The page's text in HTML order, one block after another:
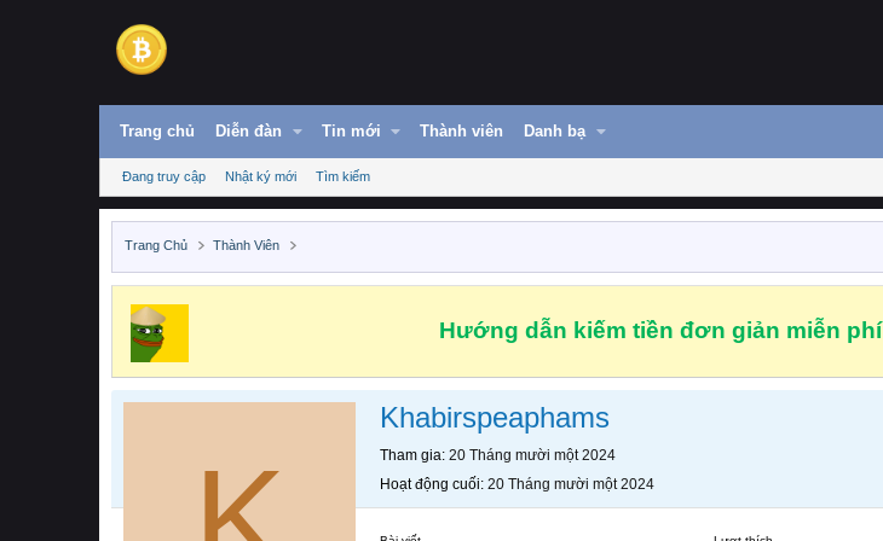
Trang chủ Diễn đàn Tin mới Thành viên Danh bạ
Đang truy cập Nhật ký mới Tìm kiếm
Trang Chủ Thành Viên
Hướng dẫn kiếm tiền đơn giản miễn phí
Khabirspeaphams
Tham gia 20 Tháng mười một 2024
Hoạt động cuối 20 Tháng mười một 2024